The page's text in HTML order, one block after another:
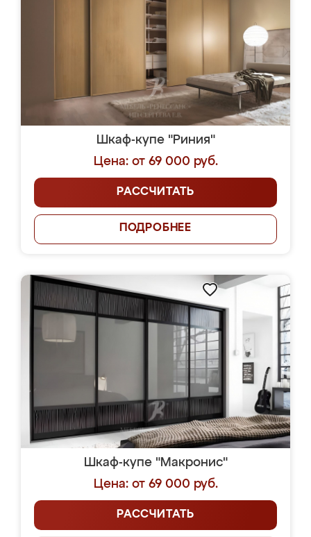
Шкаф-купе "Риния"
Цена: от 69 000 руб.
РАССЧИТАТЬ
ПОДРОБНЕЕ
Шкаф-купе "Макронис"
Цена: от 69 000 руб.
РАССЧИТАТЬ